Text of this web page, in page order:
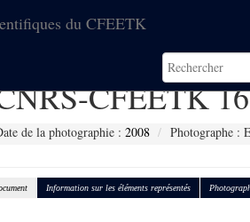
du CFEETK
CFEETK
de la photographie : 2008 Photographe :
Information sur les éléments représentés